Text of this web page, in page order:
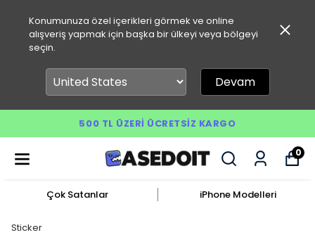
Konumunuza özel içerikleri görmek ve online
alışveriş yapmak için başka bir ülkeyi veya bölgeyi
seçin.
Devam
500 TL ÜZERI ÜCRETSIZ KARGO
0
Çok Satanlar iPhone Modelleri
Sticker